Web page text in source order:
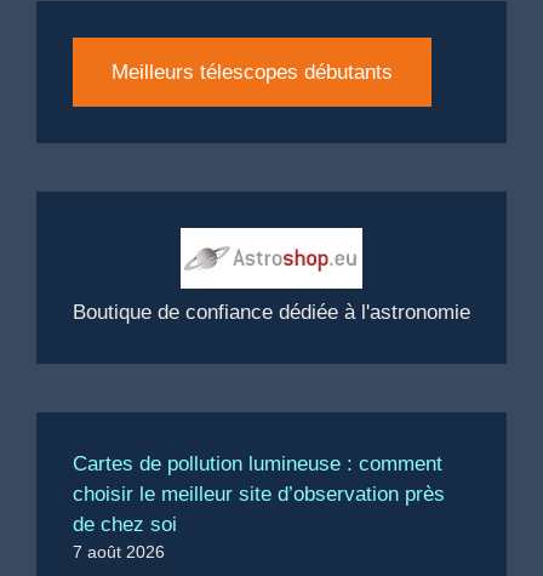
Meilleurs télescopes débutants
Boutique de confiance dédiée à l'astronomie
Cartes de pollution lumineuse : comment
choisir le meilleur site d’observation près
de chez soi
7 août 2026